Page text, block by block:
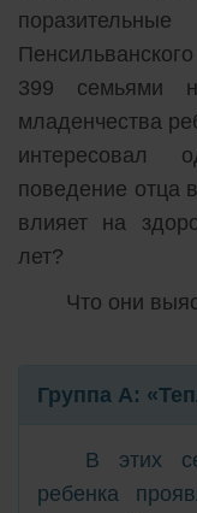
399 семьями
младенчества
интересовал
поведение отца
влияет на
лет?
Что они
Группа А:
В этих
ребенка